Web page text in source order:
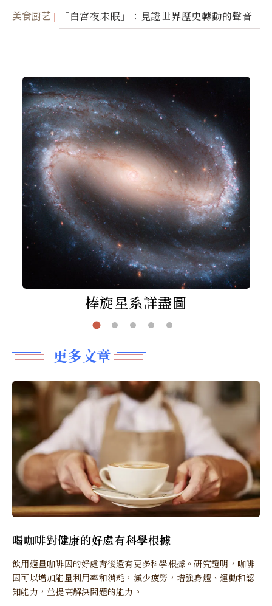
美食厨艺 「白宮夜未眠」：見證世界歷史轉動的聲音
棒旋星系詳盡圖
更多文章
喝咖啡對健康的好處有科學根據
飲用適量咖啡因的好處背後還有更多科學根據。研究證明，咖啡
因可以增加能量利用率和消耗，減少疲勞，增強身體、運動和認
知能力，並提高解決問題的能力。